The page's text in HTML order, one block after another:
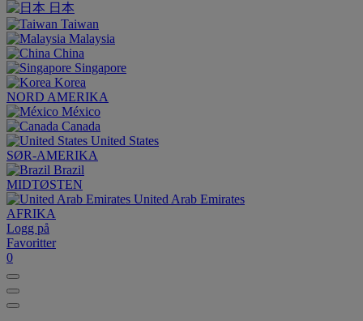
日本
Taiwan
Malaysia
China
Singapore
Korea
NORD AMERIKA
México
Canada
United States
SØR-AMERIKA
Brazil
MIDTØSTEN
United Arab Emirates
AFRIKA
Logg på
Favoritter
0